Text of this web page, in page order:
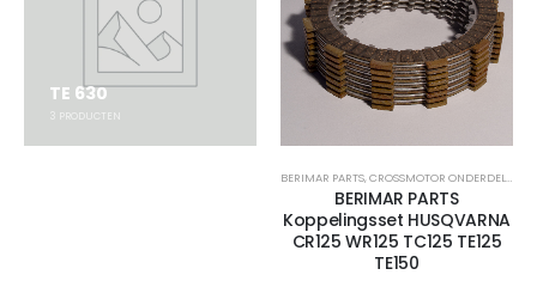
TE 630
3 PRODUCTEN
BERIMAR PARTS,CROSSMOTOR ONDERDELEN
BERIMAR PARTS
Koppelingsset HUSQVARNA
CR125 WR125 TC125 TE125
TE150